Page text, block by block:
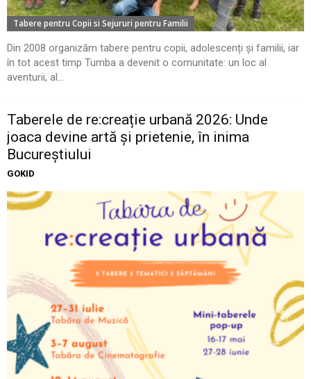
Tabere pentru Copii si Sejururi pentru Familii
Din 2008 organizăm tabere pentru copii, adolescenți și familii, iar
în tot acest timp Tumba a devenit o comunitate: un loc al
aventurii, al...
Taberele de re:creație urbană 2026: Unde
joaca devine artă și prietenie, în inima
Bucureștiului
GOKID